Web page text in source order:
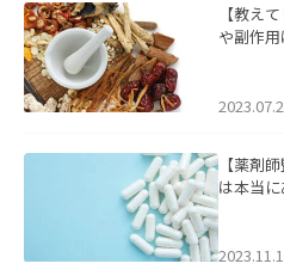
【教え
や副作
【薬剤
は本当に